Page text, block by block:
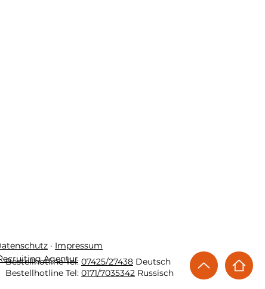
Bestellhotline Tel: 07425/27438 Deutsch
Bestellhotline Tel: 0171/7035342 Russisch
· Impressum
Agentur